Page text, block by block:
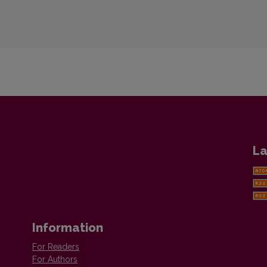
Information
For Readers
For Authors